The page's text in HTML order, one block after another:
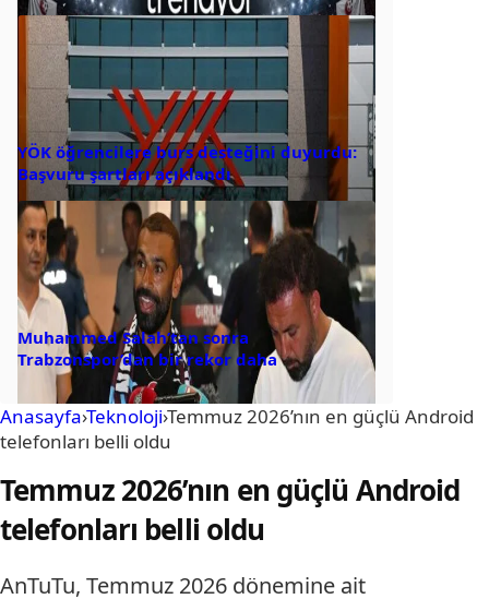
YÖK öğrencilere burs desteğini duyurdu:
Başvuru şartları açıklandı
Muhammed Salah’tan sonra
Trabzonspor’dan bir rekor daha
Anasayfa›Teknoloji›Temmuz 2026’nın en güçlü Android
telefonları belli oldu
Temmuz 2026’nın en güçlü Android
telefonları belli oldu
AnTuTu, Temmuz 2026 dönemine ait